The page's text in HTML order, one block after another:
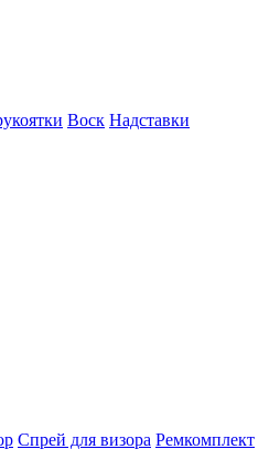
Воск Надставки
Спрей для визора Ремкомплект